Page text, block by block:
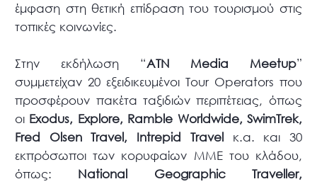
έμφαση στη θετική επίδραση του τουρισμού στις
τοπικές κοινωνίες.
Στην εκδήλωση “ATN Media Meetup”
συμμετείχαν 20 εξειδικευμένοι Tour Operators που
προσφέρουν πακέτα ταξιδιών περιπέτειας, όπως
οι Εxodus, Explore, Ramble Worldwide, SwimTrek,
Fred Olsen Travel, Intrepid Travelκ.α. και 30
εκπρόσωποι των κορυφαίων MME του κλάδου,
όπως: National Geographic Traveller,